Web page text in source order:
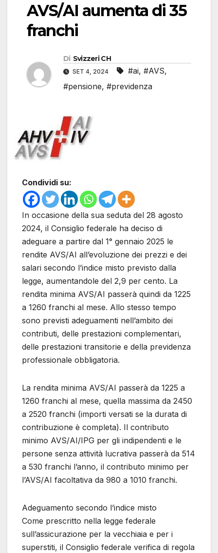
AVS/AI aumenta di 35
franchi
Di Svizzeri CH
SET 4, 2024 #ai, #AVS,
#pensione, #previdenza
Condividi su:
In occasione della sua seduta del 28 agosto
2024, il Consiglio federale ha deciso di
adeguare a partire dal 1° gennaio 2025 le
rendite AVS/AI all’evoluzione dei prezzi e dei
salari secondo l’indice misto previsto dalla
legge, aumentandole del 2,9 per cento. La
rendita minima AVS/AI passerà quindi da 1225
a 1260 franchi al mese. Allo stesso tempo
sono previsti adeguamenti nell’ambito dei
contributi, delle prestazioni complementari,
delle prestazioni transitorie e della previdenza
professionale obbligatoria.
La rendita minima AVS/AI passerà da 1225 a
1260 franchi al mese, quella massima da 2450
a 2520 franchi (importi versati se la durata di
contribuzione è completa). Il contributo
minimo AVS/AI/IPG per gli indipendenti e le
persone senza attività lucrativa passerà da 514
a 530 franchi l’anno, il contributo minimo per
l’AVS/AI facoltativa da 980 a 1010 franchi.
Adeguamento secondo l’indice misto
Come prescritto nella legge federale
sull’assicurazione per la vecchiaia e per i
superstiti, il Consiglio federale verifica di regola